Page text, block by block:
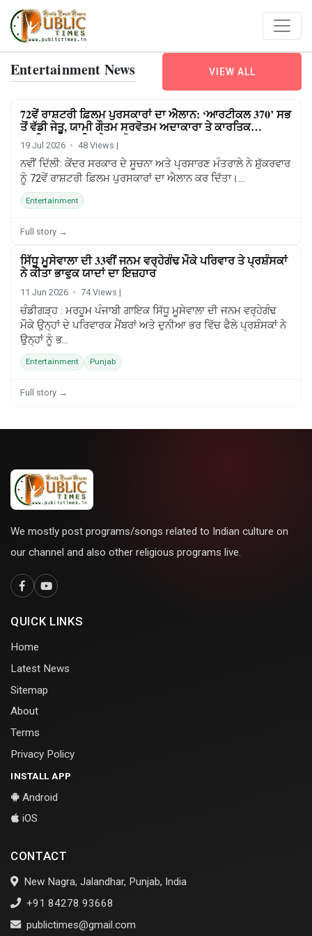
Entertainment News VIEW ALL
ENTERTAINMENT
72ਵੇਂ ਰਾਸ਼ਟਰੀ ਫ਼ਿਲਮ ਪੁਰਸਕਾਰਾਂ ਦਾ ਐਲਾਨ: ‘ਆਰਟੀਕਲ 370’ ਸਭ
ਤੋਂ ਵੱਡੀ ਜੇਤੂ, ਯਾਮੀ ਗੌਤਮ ਸਰਵੋਤਮ ਅਦਾਕਾਰਾ ਤੇ ਕਾਰਤਿਕ
ਆਰੀਅਨ-ਮਮੂਟੀ ਬਣੇ ਸਰਵੋਤਮ ਅਦਾਕਾਰ
19 Jul 2026 48 Views |
ਨਵੀਂ ਦਿੱਲੀ: ਕੇਂਦਰ ਸਰਕਾਰ ਦੇ ਸੂਚਨਾ ਅਤੇ ਪ੍ਰਸਾਰਣ ਮੰਤਰਾਲੇ ਨੇ ਸ਼ੁੱਕਰਵਾਰ
ਨੂੰ 72ਵੇਂ ਰਾਸ਼ਟਰੀ ਫ਼ਿਲਮ ਪੁਰਸਕਾਰਾਂ ਦਾ ਐਲਾਨ ਕਰ ਦਿੱਤਾ।...
Entertainment
Full story →
ENTERTAINMENT
ਸਿੱਧੂ ਮੂਸੇਵਾਲਾ ਦੀ 33ਵੀਂ ਜਨਮ ਵਰ੍ਹੇਗੰਢ ਮੌਕੇ ਪਰਿਵਾਰ ਤੇ ਪ੍ਰਸ਼ੰਸਕਾਂ
ਨੇ ਕੀਤਾ ਭਾਵੁਕ ਯਾਦਾਂ ਦਾ ਇਜ਼ਹਾਰ
11 Jun 2026 74 Views |
ਚੰਡੀਗੜ੍ਹ : ਮਰਹੂਮ ਪੰਜਾਬੀ ਗਾਇਕ ਸਿੱਧੂ ਮੂਸੇਵਾਲਾ ਦੀ ਜਨਮ ਵਰ੍ਹੇਗੰਢ
ਮੌਕੇ ਉਨ੍ਹਾਂ ਦੇ ਪਰਿਵਾਰਕ ਮੈਂਬਰਾਂ ਅਤੇ ਦੁਨੀਆ ਭਰ ਵਿੱਚ ਫੈਲੇ ਪ੍ਰਸ਼ੰਸਕਾਂ ਨੇ
ਉਨ੍ਹਾਂ ਨੂੰ ਭ...
Entertainment Punjab
Full story →
We mostly post programs/songs related to Indian culture on
our channel and also other religious programs live.
QUICK LINKS
Home
Latest News
Sitemap
About
Terms
Privacy Policy
INSTALL APP
Android
iOS
CONTACT
New Nagra, Jalandhar, Punjab, India
+91 84278 93668
publictimes@gmail.com